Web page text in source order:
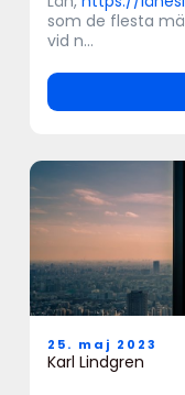
som de flesta
vid n...
25. maj 2023
Karl Lindgren